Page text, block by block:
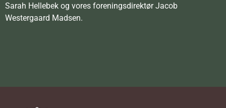
Sarah Hellebek og vores foreningsdirektør Jacob
Westergaard Madsen.